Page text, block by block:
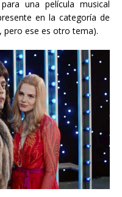
una película musical
en la categoría de
pero ese es otro tema).